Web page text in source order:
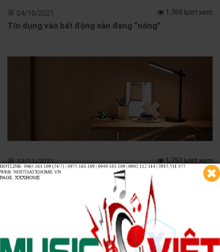
04/10/2021 1,760 lượt xem
Tín dụng vào bất động sản đang “nóng”
12/11/2021 1,751 lượt xem
Những lợi ích tuyệt vời đèn chống cận không dây